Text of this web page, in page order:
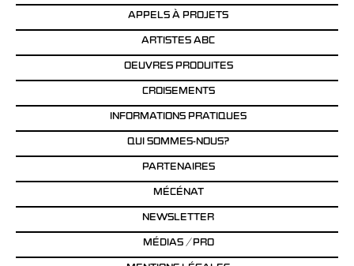
APPELS À PROJETS
ARTISTES ABC
OEUVRES PRODUITES
CROISEMENTS
INFORMATIONS PRATIQUES
QUI SOMMES-NOUS?
PARTENAIRES
MÉCÉNAT
NEWSLETTER
MÉDIAS / PRO